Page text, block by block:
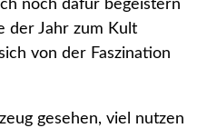
noch dafür begeistern
der Jahr zum Kult
von der Faszination
gesehen, viel nutzen